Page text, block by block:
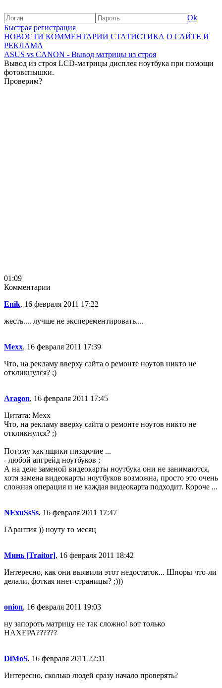
Ok
Быстрая регистрация
НОВОСТИ КОММЕНТАРИИ СТАТИСТИКА О САЙТЕ И
РЕКЛАМА
ASUS vs CANON - Вывод матрицы из строя
Вывод из строя LCD-матрицы дисплея ноутбука при помощи
фотовспышки.
Проверим?
01:09
Комментарии
Enik, 16 февраля 2011 17:22
жесть.... лучше не эксперементировать....
Mexx, 16 февраля 2011 17:39
Что, на рекламу вверху сайта о ремонте ноутов никто не
откликнулся? ;)
Aragon, 16 февраля 2011 17:45
Цитата: Mexx
Что, на рекламу вверху сайта о ремонте ноутов никто не
откликнулся? ;)
Потому как ящики пиздючие ...
- любой апгрейд ноутбуков ;
А на деле заменой видеокарты ноутбука они не занимаются,
хотя замена видеокарты ноутбуков возможна, просто это очень
сложная операция и не каждая видеокарта подходит. Короче ...
NExuSsSs, 16 февраля 2011 17:47
ГАрантия )) ноуту то месяц
Минь [Traitor], 16 февраля 2011 18:42
Интересно, как они выявили этот недостаток... Шпоры что-ли
делали, фоткая инет-страницы? ;)))
onion, 16 февраля 2011 19:03
ну запороть матрицу не так сложно! вот только
НАХЕРА??????
DiMoS, 16 февраля 2011 22:11
Интересно, сколько людей сразу начало проверять?